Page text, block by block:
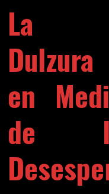
La
Dulzura
en
de